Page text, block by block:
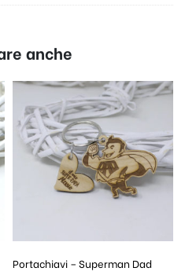
anche
Portachiavi – Superman Dad